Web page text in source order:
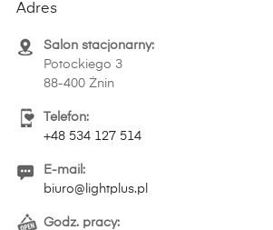
Adres
Salon stacjonarny:
Potockiego 3
88-400 Żnin
Telefon:
+48 534 127 514
E-mail:
biuro@lightplus.pl
Godz. pracy: